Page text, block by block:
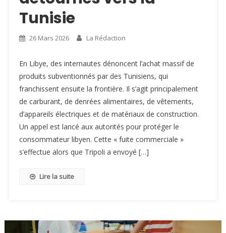
Tunisie
26 Mars 2026 La Rédaction
En Libye, des internautes dénoncent l’achat massif de
produits subventionnés par des Tunisiens, qui
franchissent ensuite la frontière. Il s’agit principalement
de carburant, de denrées alimentaires, de vêtements,
d’appareils électriques et de matériaux de construction.
Un appel est lancé aux autorités pour protéger le
consommateur libyen. Cette « fuite commerciale »
s’effectue alors que Tripoli a envoyé […]
Lire la suite